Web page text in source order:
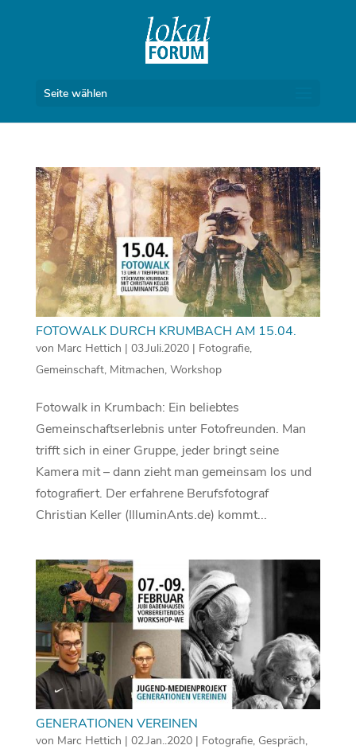
Seite wählen
FOTOWALK DURCH KRUMBACH AM 15.04.
von Marc Hettich | 03.Juli.2020| Fotografie,
Gemeinschaft, Mitmachen, Workshop
Fotowalk in Krumbach: Ein beliebtes
Gemeinschaftserlebnis unter Fotofreunden. Man
trifft sich in einer Gruppe, jeder bringt seine
Kamera mit – dann zieht man gemeinsam los und
fotografiert. Der erfahrene Berufsfotograf
Christian Keller (IlluminAnts.de) kommt...
GENERATIONEN VEREINEN
von Marc Hettich | 02.Jan..2020| Fotografie, Gespräch,